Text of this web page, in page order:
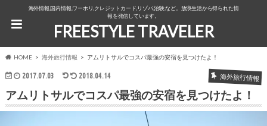
海外情報,国内情報,ワーホリ,クレジットカード,リゾバ,治験,など。放浪生活から得られた情
報を発信しています。
FREESTYLE TRAVELER
HOME 海外旅行情報 アムリトサルでコスパ最強の安宿を見つけたよ！
2017.07.03 2018.04.14 海外旅行情報
アムリトサルでコスパ最強の安宿を見つけたよ！